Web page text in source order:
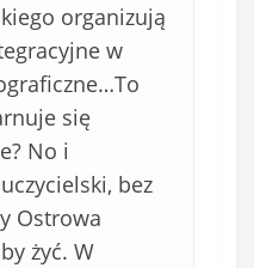
organizują
w
się
No i
bez
Ostrowa
żyć. W